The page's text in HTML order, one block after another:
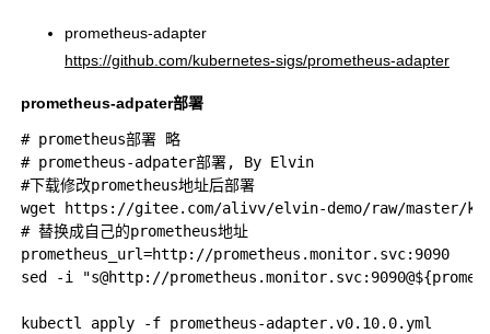
prometheus-adapter
https://github.com/kubernetes-sigs/prometheus-adapter
prometheus-adpater部署
# prometheus部署 略
# prometheus-adpater部署, By Elvin
#下载修改prometheus地址后部署
wget https://gitee.com/alivv/elvin-demo/raw/master/
# 替换成自己的prometheus地址
prometheus_url=http://prometheus.monitor.svc:9090
sed -i "s@http://
kubectl apply -f prometheus-adapter.v0.10.0.yml